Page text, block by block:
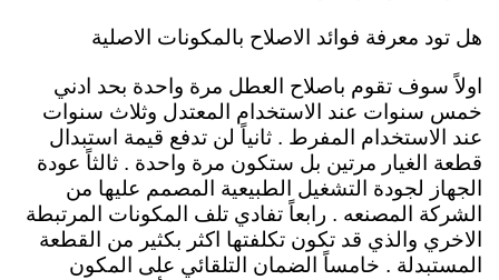
هل تود معرفة فوائد الاصلاح بالمكونات الاصلية
اولاً سوف تقوم باصلاح العطل مرة واحدة بحد ادني
خمس سنوات عند الاستخدام المعتدل وثلاث سنوات
عند الاستخدام المفرط . ثانياً لن تدفع قيمة استبدال
قطعة الغيار مرتين بل ستكون مرة واحدة . ثالثاً عودة
الجهاز لجودة التشغيل الطبيعية المصمم عليها من
الشركة المصنعه . رابعاً تفادي تلف المكونات المرتبطة
الاخري والذي قد تكون تكلفتها اكثر بكثير من القطعة
المستبدلة . خامساً الضمان التلقائي على المكون